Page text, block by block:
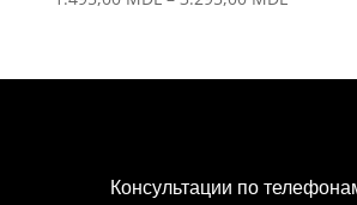
–
Консультации по